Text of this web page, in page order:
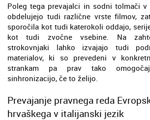
Poleg tega prevajalci in sodni tolmači
obdelujejo tudi različne vrste filmov,
sporočila kot tudi katerokoli oddajo,
kot tudi zvočne vsebine. Na
strokovnjaki lahko izvajajo tudi
materialov, ki so prevedeni v
strankam pa prav tako
sinhronizacijo, če to želijo.
Prevajanje pravnega reda
hrvaškega v italijanski jezik